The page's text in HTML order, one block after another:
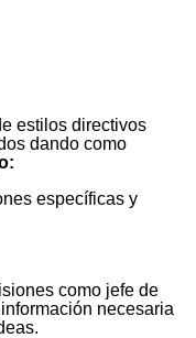
estilos directivos
dando como
específicas y
como jefe de
necesaria